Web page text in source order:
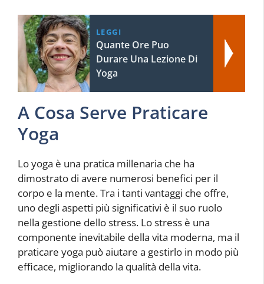
LEGGI
Quante Ore Puo
Durare Una Lezione Di
Yoga
A Cosa Serve Praticare
Yoga
Lo yoga è una pratica millenaria che ha
dimostrato di avere numerosi benefici per il
corpo e la mente. Tra i tanti vantaggi che offre,
uno degli aspetti più significativi è il suo ruolo
nella gestione dello stress. Lo stress è una
componente inevitabile della vita moderna, ma il
praticare yoga può aiutare a gestirlo in modo più
efficace, migliorando la qualità della vita.